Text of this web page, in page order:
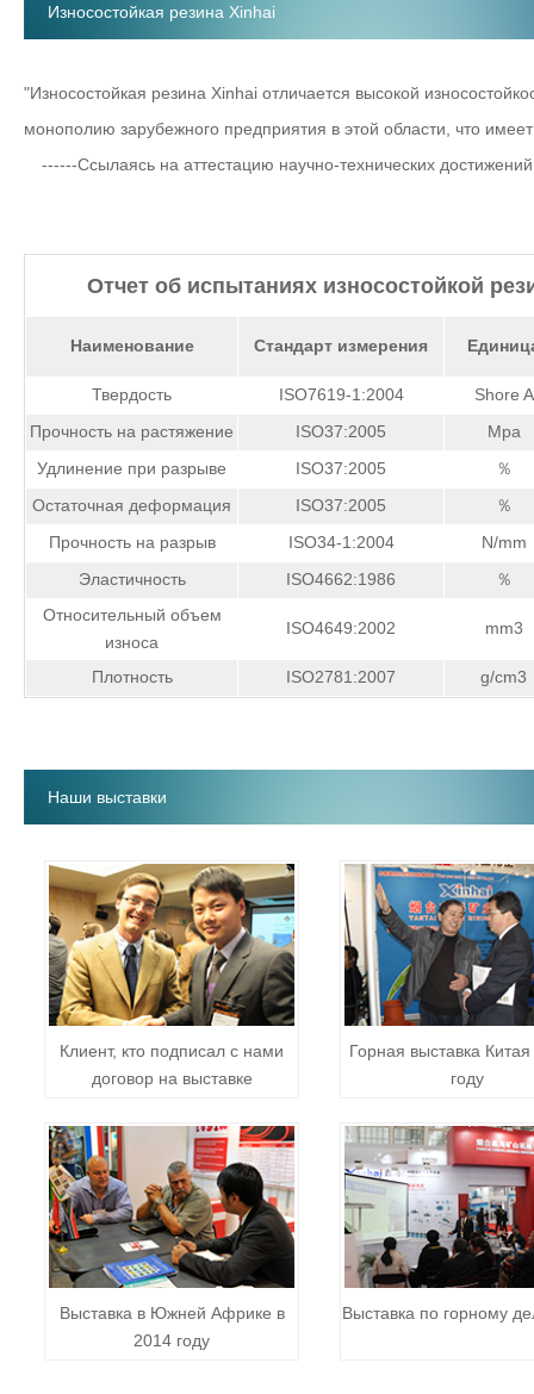
Износостойкая резина Xinhai
"Износостойкая резина Xinhai отличается высокой
монополию зарубежного предприятия в этой области, что
------Ссылаясь на аттестацию научно-технических
Отчет об испытаниях износостойкой
Наименование Стандарт измерения
Твердость ISO7619-1:2004
Shore A
Прочность на растяжение
ISO37:2005
Mpa
Удлинение при разрыве
ISO37:2005
％
Остаточная деформация
ISO37:2005
％
Прочность на разрыв
ISO34-1:2004
N/mm
Эластичность
ISO4662:1986
％
Относительный объем
износа
ISO4649:2002 mm3
Плотность ISO2781:2007 g/cm3
Наши выставки
Клиент, кто подписал с нами
договор на выставке
Горная выставка
году
Выставка в Южней Африке в
2014 году
Выставка по горному